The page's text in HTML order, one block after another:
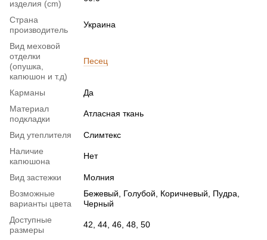
изделия (cm)
Страна
производитель
Украина
Вид меховой
отделки
(опушка,
капюшон и т.д)
Песец
Карманы
Да
Материал
подкладки
Атласная ткань
Вид утеплителя
Слимтекс
Наличие
капюшона
Нет
Вид застежки
Молния
Возможные
варианты цвета
Бежевый, Голубой, Коричневый, Пудра,
Черный
Доступные
размеры
42, 44, 46, 48, 50